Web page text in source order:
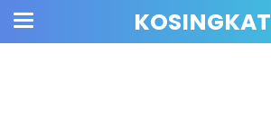
KOSINGKAT